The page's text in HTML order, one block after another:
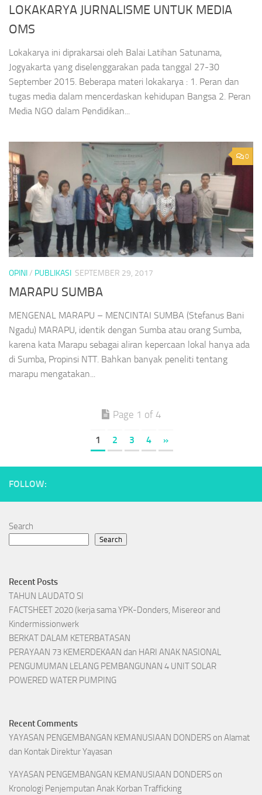
LOKAKARYA JURNALISME UNTUK MEDIA
OMS
Lokakarya ini diprakarsai oleh Balai Latihan Satunama,
Jogyakarta yang diselenggarakan pada tanggal 27-30
September 2015. Beberapa materi lokakarya : 1. Peran dan
tugas media dalam mencerdaskan kehidupan Bangsa 2. Peran
Media NGO dalam Pendidikan...
0
OPINI/ PUBLIKASI SEPTEMBER 29, 2017
MARAPU SUMBA
MENGENAL MARAPU – MENCINTAI SUMBA (Stefanus Bani
Ngadu) MARAPU, identik dengan Sumba atau orang Sumba,
karena kata Marapu sebagai aliran kepercaan lokal hanya ada
di Sumba, Propinsi NTT. Bahkan banyak peneliti tentang
marapu mengatakan...
Page 1 of 4
1 2 3 4 »
FOLLOW:
Search
Search
Recent Posts
TAHUN LAUDATO SI
FACTSHEET 2020 (kerja sama YPK-Donders, Misereor and
Kindermissionwerk
BERKAT DALAM KETERBATASAN
PERAYAAN 73 KEMERDEKAAN dan HARI ANAK NASIONAL
PENGUMUMAN LELANG PEMBANGUNAN 4 UNIT SOLAR
POWERED WATER PUMPING
Recent Comments
YAYASAN PENGEMBANGAN KEMANUSIAAN DONDERS on Alamat
dan Kontak Direktur Yayasan
YAYASAN PENGEMBANGAN KEMANUSIAAN DONDERS on
Kronologi Penjemputan Anak Korban Trafficking